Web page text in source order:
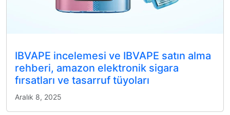
IBVAPE incelemesi ve IBVAPE satın alma
rehberi, amazon elektronik sigara
fırsatları ve tasarruf tüyoları
Aralık 8, 2025